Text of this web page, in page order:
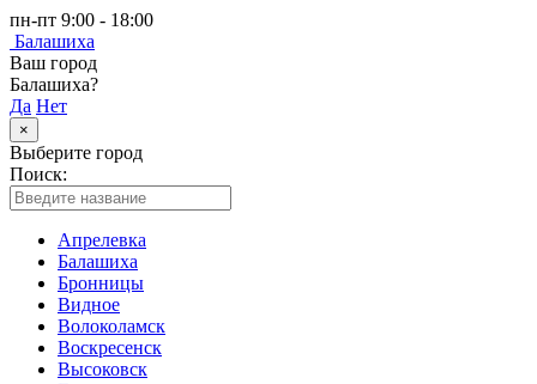
пн-пт 9:00 - 18:00
Балашиха
Ваш город
Балашиха?
Да Нет
×
Выберите город
Поиск:
Апрелевка
Балашиха
Бронницы
Видное
Волоколамск
Воскресенск
Высоковск